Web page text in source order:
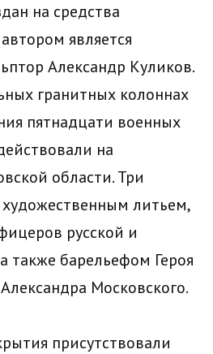
на средства
является
Александр Куликов.
гранитных колоннах
пятнадцати военных
на
области. Три
литьем,
русской и
также барельефом Героя
Московского.
присутствовали